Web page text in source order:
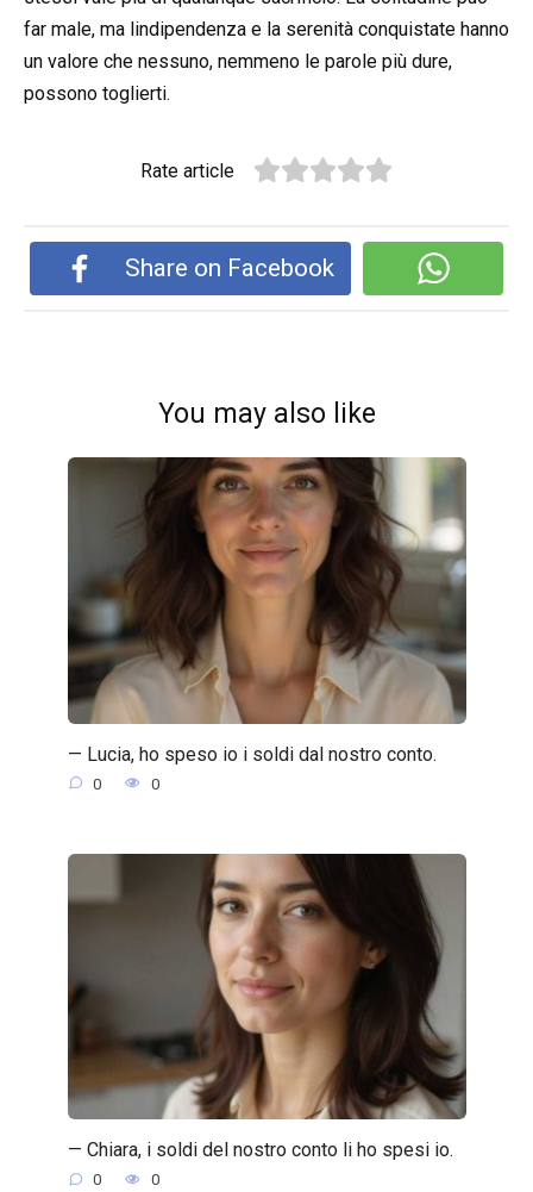
far male, ma lindipendenza e la serenità conquistate hanno
un valore che nessuno, nemmeno le parole più dure,
possono toglierti.
Rate article
Share on Facebook
You may also like
— Lucia, ho speso io i soldi dal nostro conto.
0 0
— Chiara, i soldi del nostro conto li ho spesi io.
0 0